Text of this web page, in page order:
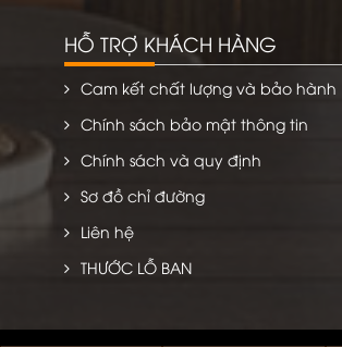
HỖ TRỢ KHÁCH HÀNG
Cam kết chất lượng và bảo hành
Chính sách bảo mật thông tin
Chính sách và quy định
Sơ đồ chỉ đường
Liên hệ
THƯỚC LỖ BAN